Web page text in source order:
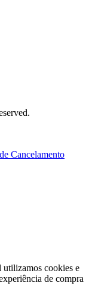
Cancelamento
utilizamos cookies e
de compra